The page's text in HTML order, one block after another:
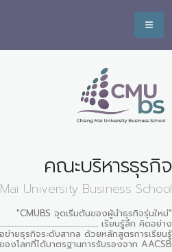
คณะบริหารธุรกิจ
University Business School
"CMUBS จุดเริ่มต้นของผู้นำธุรกิจรุ่นใหม่"
เรียนรู้ลึก คิดอย่าง
ายธุรกิจระดับสากล ด้วยหลักสูตรการเรียนรู้
งโลกที่ได้มาตรฐานการรับรองจาก AACSB